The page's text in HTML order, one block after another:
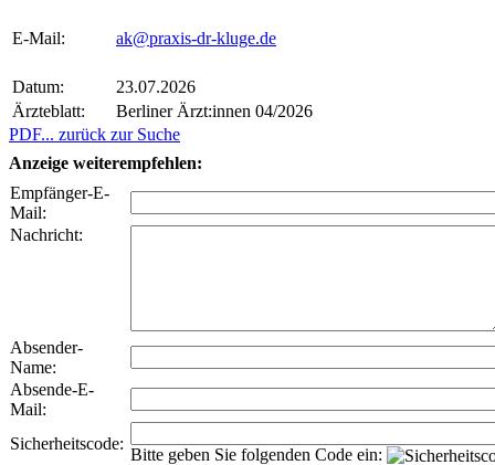
E-Mail: ak@praxis-dr-kluge.de
Datum:
23.07.2026
Ärzteblatt:
Berliner Ärzt:innen 04/2026
PDF... zurück zur Suche
Anzeige weiterempfehlen:
Empfänger-E-
Mail:
Nachricht:
Absender-
Name:
Absende-E-
Mail:
Sicherheitscode:
Bitte geben Sie folgenden Code ein: